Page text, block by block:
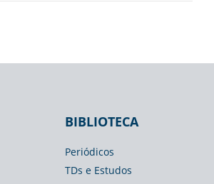
BIBLIOTECA
Periódicos
TDs e Estudos